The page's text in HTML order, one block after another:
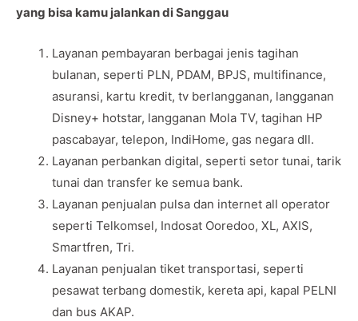
yang bisa kamu jalankan di Sanggau
Layanan pembayaran berbagai jenis tagihan
bulanan, seperti PLN, PDAM, BPJS, multifinance,
asuransi, kartu kredit, tv berlangganan, langganan
Disney+ hotstar, langganan Mola TV, tagihan HP
pascabayar, telepon, IndiHome, gas negara dll.
Layanan perbankan digital, seperti setor tunai, tarik
tunai dan transfer ke semua bank.
Layanan penjualan pulsa dan internet all operator
seperti Telkomsel, Indosat Ooredoo, XL, AXIS,
Smartfren, Tri.
Layanan penjualan tiket transportasi, seperti
pesawat terbang domestik, kereta api, kapal PELNI
dan bus AKAP.